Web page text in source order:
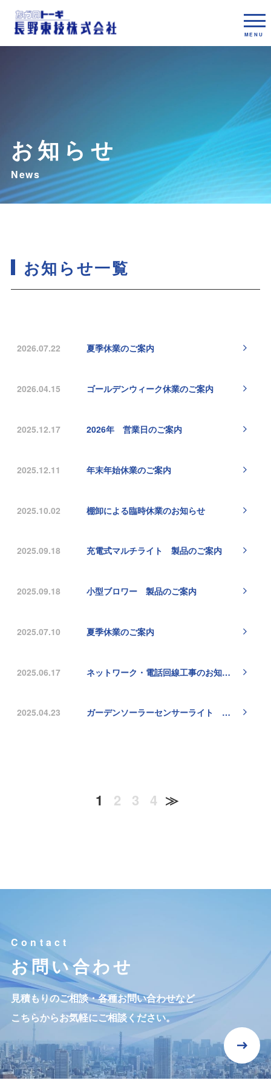
お知らせ
お知らせ一覧
2026.07.22 夏季休業のご案内
2026.04.15 ゴールデンウィーク休業のご案内
2025.12.17 2026年 営業日のご案内
2025.12.11 年末年始休業のご案内
2025.10.02 棚卸による臨時休業のお知らせ
2025.09.18 充電式マルチライト 製品のご案内
2025.09.18 小型ブロワー 製品のご案内
2025.07.10 夏季休業のご案内
2025.06.17 ネットワーク・電話回線工事のお知らせ
2025.04.23 ガーデンソーラーセンサーライト 製品のご案内
1 2 3 4 ≫
お問い合わせ
見積もりのご相談・各種お問い合わせなど
こちらからお気軽にご相談ください。